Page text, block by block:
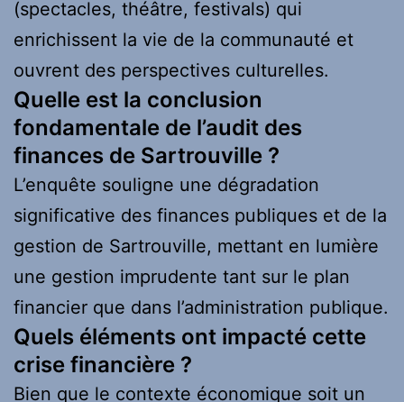
(spectacles, théâtre, festivals) qui
enrichissent la vie de la communauté et
ouvrent des perspectives culturelles.
Quelle est la conclusion
fondamentale de l’audit des
finances de Sartrouville ?
L’enquête souligne une dégradation
significative des finances publiques et de la
gestion de Sartrouville, mettant en lumière
une gestion imprudente tant sur le plan
financier que dans l’administration publique.
Quels éléments ont impacté cette
crise financière ?
Bien que le contexte économique soit un